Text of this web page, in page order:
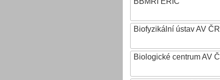
Biofyzikální ústav AV ČR
Biologické centrum AV